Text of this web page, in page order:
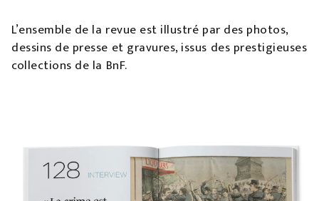
L’ensemble de la revue est illustré par des photos,
dessins de presse et gravures, issus des prestigieuses
collections de la BnF.